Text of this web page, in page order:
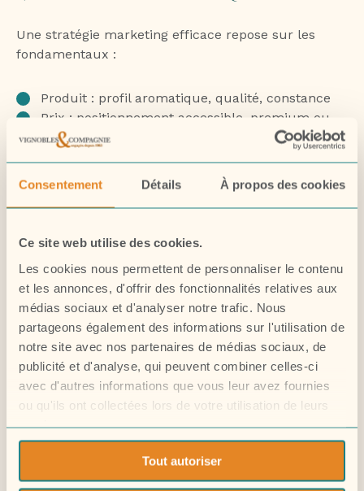
Consentement Détails À propos des cookies
Ce site web utilise des cookies.
Les cookies nous permettent de personnaliser le contenu
et les annonces, d'offrir des fonctionnalités relatives aux
médias sociaux et d'analyser notre trafic. Nous
partageons également des informations sur l'utilisation de
notre site avec nos partenaires de médias sociaux, de
publicité et d'analyse, qui peuvent combiner celles-ci
avec d'autres informations que vous leur avez fournies
ou qu'ils ont collectées lors de votre utilisation de leurs
services.
Tout autoriser
Une stratégie marketing efficace repose sur les
fondamentaux :
Produit : profil aromatique, qualité, constance
Prix : positionnement accessible, premium ou
luxe
Promotion : communication digitale, dégustation
sociaux, site internet, storytelling visuel… autant de
points de contact pour valoriser la marque.
🌍 PENSER MARCHÉ ET DIFFÉRENCIATION
Le marché du vin évolue rapidement :
montée des vins bio et responsables
recherche de simplicité et de lisibilité
intérêt croissant pour les vins de marque